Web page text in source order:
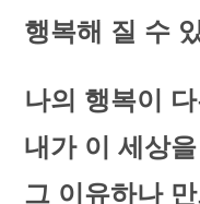
행복해 질 수
나의 행복이
내가 이 세상
그 이유하나